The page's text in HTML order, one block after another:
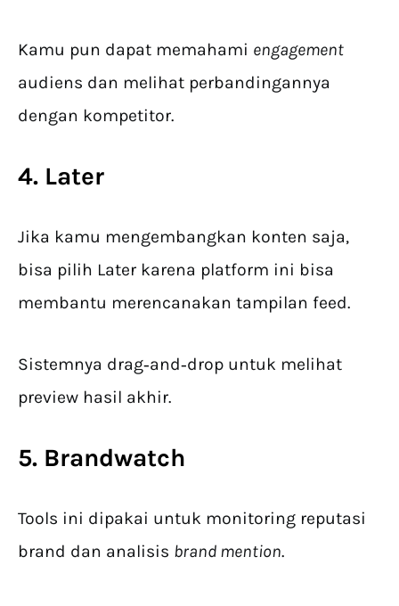
Kamu pun dapat memahami engagement
audiens dan melihat perbandingannya
dengan kompetitor.
4. Later
Jika kamu mengembangkan konten saja,
bisa pilih Later karena platform ini bisa
membantu merencanakan tampilan feed.
Sistemnya drag‑and‑drop untuk melihat
preview hasil akhir.
5. Brandwatch
Tools ini dipakai untuk monitoring reputasi
brand dan analisis brand mention.